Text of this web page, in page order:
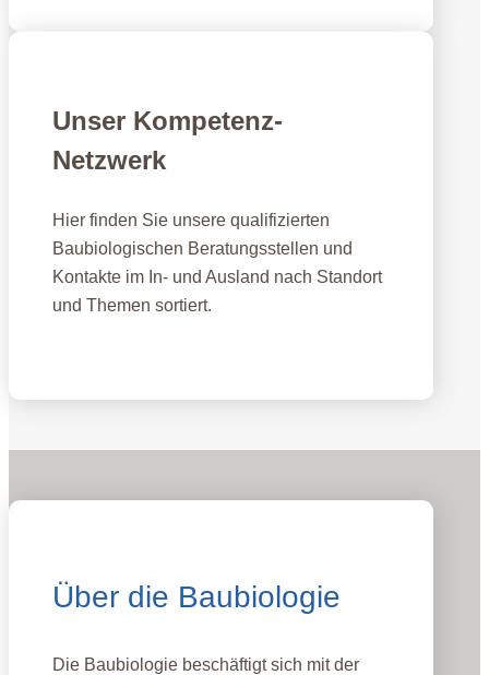
Unser Kompetenz-
Netzwerk
Hier finden Sie unsere qualifizierten
Baubiologischen Beratungsstellen und
Kontakte im In- und Ausland nach Standort
und Themen sortiert.
Über die Baubiologie
Die Baubiologie beschäftigt sich mit der